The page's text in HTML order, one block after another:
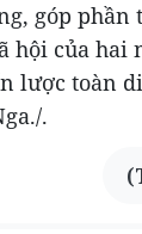
góp phần
hội của hai
lược toàn
.